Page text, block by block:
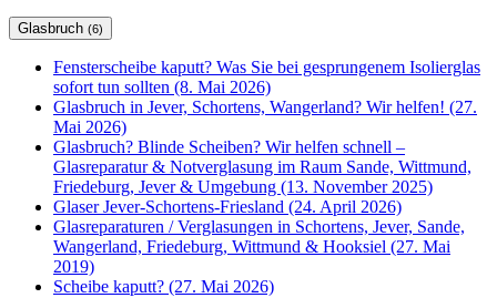
Glasbruch (6)
Fensterscheibe kaputt? Was Sie bei gesprungenem Isolierglas
sofort tun sollten (8. Mai 2026)
Glasbruch in Jever, Schortens, Wangerland? Wir helfen! (27.
Mai 2026)
Glasbruch? Blinde Scheiben? Wir helfen schnell –
Glasreparatur & Notverglasung im Raum Sande, Wittmund,
Friedeburg, Jever & Umgebung (13. November 2025)
Glaser Jever-Schortens-Friesland (24. April 2026)
Glasreparaturen / Verglasungen in Schortens, Jever, Sande,
Wangerland, Friedeburg, Wittmund & Hooksiel (27. Mai
2019)
Scheibe kaputt? (27. Mai 2026)